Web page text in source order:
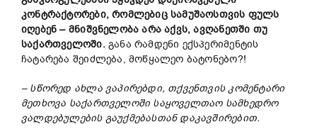
კონტრაქტორები, რომლებიც სამუშაოსთვის ფულს
იღებენ – მნიშვნელობა არა აქვს, ავღანეთში თუ
საქართველოში.განა რამდენი ექსპერიმენტის
ჩატარება შეიძლება, მოწყალეო ბატონებო?!
– სწორედ ახლა ვაპირებდი, თქვენთვის კომენტარი
მეთხოვა საქართველოში საყოველთაო სამხედრო
ვალდებულების გაუქმებასთან დაკავშირებით.